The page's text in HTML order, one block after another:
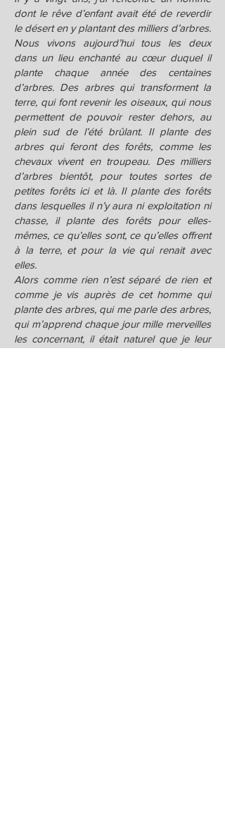
dont le rêve d’enfant avait été de reverdir
le désert en y plantant des milliers d’arbres.
Nous vivons aujourd’hui tous les deux
dans un lieu enchanté au cœur duquel il
plante chaque année des centaines
d’arbres. Des arbres qui transforment la
terre, qui font revenir les oiseaux, qui nous
permettent de pouvoir rester dehors, au
plein sud de l’été brûlant. Il plante des
arbres qui feront des forêts, comme les
chevaux vivent en troupeau. Des milliers
d’arbres bientôt, pour toutes sortes de
petites forêts ici et là. Il plante des forêts
dans lesquelles il n’y aura ni exploitation ni
chasse, il plante des forêts pour elles-
mêmes, ce qu’elles sont, ce qu’elles offrent
à la terre, et pour la vie qui renait avec
elles.
Alors comme rien n’est séparé de rien et
comme je vis auprès de cet homme qui
plante des arbres, qui me parle des arbres,
qui m’apprend chaque jour mille merveilles
les concernant, il était naturel que je leur